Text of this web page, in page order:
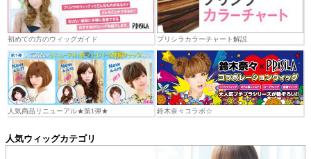
初めての方のウィッグガイド プリシラカラーチャート解説
人気商品リニューアル★第1弾★ 鈴木奈々コラボ☆
人気ウィッグカテゴリ